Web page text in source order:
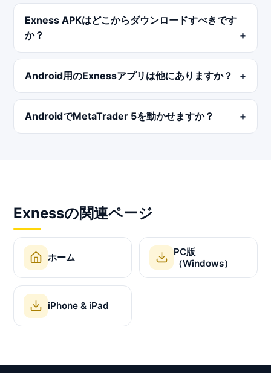
Exness APKはどこからダウンロードすべきです
か？
Android用のExnessアプリは他にありますか？
AndroidでMetaTrader 5を動かせますか？
Exnessの関連ページ
ホーム
PC版
（Windows）
iPhone & iPad